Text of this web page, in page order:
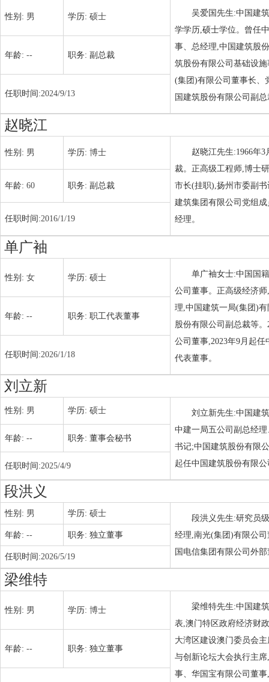
性别: 男 学历: 硕士
吴爱国先生:中国建
学学历,硕士学位。曾任
事、总经理,中国建筑股
筑股份有限公司基础设
(集团)有限公司董事长、
国建筑股份有限公司副
年龄: -- 职务: 副总裁
任职时间:2024/9/13
赵晓江
性别: 男 学历: 博士
赵晓江先生:1966年
裁。正高级工程师,博士
市长(挂职),扬州市委副
建筑集团有限公司党组
经理。
年龄: 60 职务: 副总裁
任职时间:2016/1/19
单广袖
性别: 女 学历: 硕士
单广袖女士:中国国
公司董事。正高级经济
理,中国建筑一局(集团)
股份有限公司副总裁等
公司董事,2023年9月起
代表董事。
年龄: -- 职务: 职工代表董事
任职时间:2026/1/18
刘立新
性别: 男 学历: 硕士
刘立新先生:中国建
中建一局五公司副总经
书记;中国建筑股份有限
起任中国建筑股份有限
年龄: -- 职务: 董事会秘书
任职时间:2025/4/9
段洪义
性别: 男 学历: 硕士
段洪义先生:研究员
经理,南光(集团)有限公
国电信集团有限公司外
年龄: -- 职务: 独立董事
任职时间:2026/5/19
梁维特
性别: 男 学历: 博士
梁维特先生:中国建
表,澳门特区政府经济财
大湾区建设澳门委员会
与创新论坛大会执行主
事、华国宝有限公司董事
年龄: -- 职务: 独立董事